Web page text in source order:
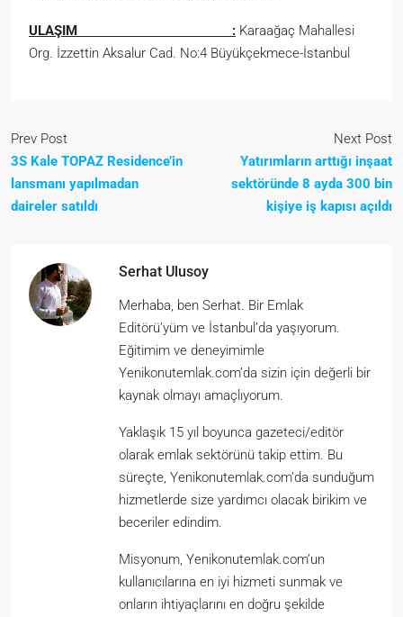
ULAŞIM : Karaağaç Mahallesi
Org. İzzettin Aksalur Cad. No:4 Büyükçekmece-İstanbul
Prev Post
3S Kale TOPAZ Residence’in
lansmanı yapılmadan
daireler satıldı
Next Post
Yatırımların arttığı inşaat
sektöründe 8 ayda 300 bin
kişiye iş kapısı açıldı
Serhat Ulusoy
Merhaba, ben Serhat. Bir Emlak
Editörü’yüm ve İstanbul’da yaşıyorum.
Eğitimim ve deneyimimle
Yenikonutemlak.com’da sizin için değerli bir
kaynak olmayı amaçlıyorum.
Yaklaşık 15 yıl boyunca gazeteci/editör
olarak emlak sektörünü takip ettim. Bu
süreçte, Yenikonutemlak.com’da sunduğum
hizmetlerde size yardımcı olacak birikim ve
beceriler edindim.
Misyonum, Yenikonutemlak.com’un
kullanıcılarına en iyi hizmeti sunmak ve
onların ihtiyaçlarını en doğru şekilde